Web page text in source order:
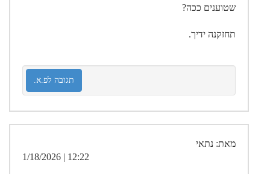
שטוענים ככה?
תחזקנה ידיך.
תגובה לפ.א.
מאת: נתאי
12:22 | 1/18/2026